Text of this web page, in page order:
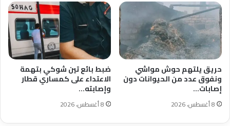
حريق يلتهم حوش مواشي
ونفوق عدد من الحيوانات دون
إصابات…
8 أغسطس، 2026
ضبط بائع تين شوكي بتهمة
الاعتداء على كمساري قطار
وإصابته…
8 أغسطس، 2026